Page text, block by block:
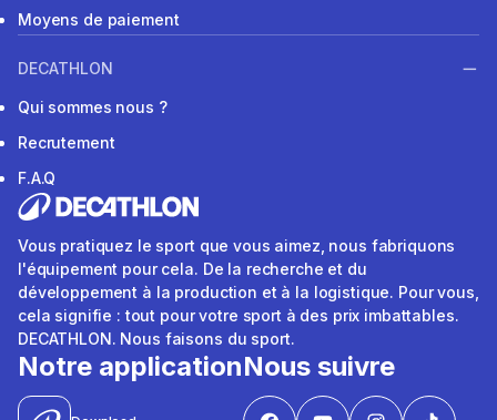
Moyens de paiement
DECATHLON
Qui sommes nous ?
Recrutement
F.A.Q
Vous pratiquez le sport que vous aimez, nous fabriquons
l'équipement pour cela. De la recherche et du
développement à la production et à la logistique. Pour vous,
cela signifie : tout pour votre sport à des prix imbattables.
DECATHLON. Nous faisons du sport.
Notre applicationNous suivre